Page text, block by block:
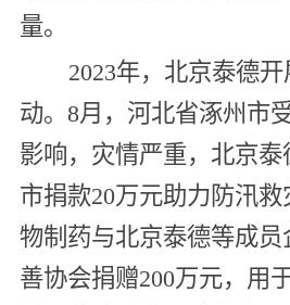
量。
2023年，北京泰德
动。8月，河北省涿州市
影响，灾情严重，北京泰
市捐款20万元助力防汛
物制药与北京泰德等成
善协会捐赠200万元，用